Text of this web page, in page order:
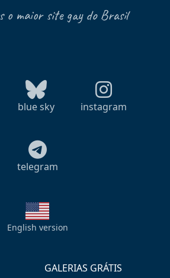
o maior site gay do Brasil
blue sky instagram
telegram
English version
GALERIAS GRÁTIS